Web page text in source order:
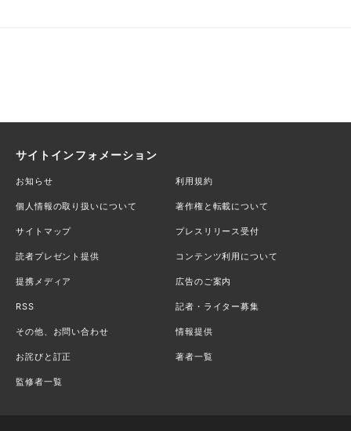
サイトインフォメーション
お知らせ 利用規約
個人情報の取り扱いについて 著作権と転載について
サイトマップ プレスリリース受付
読者プレゼント提供 コンテンツ利用について
提携メディア 広告のご案内
RSS 記者・ライター募集
その他、お問い合わせ 情報提供
お詫びと訂正 著者一覧
監修者一覧